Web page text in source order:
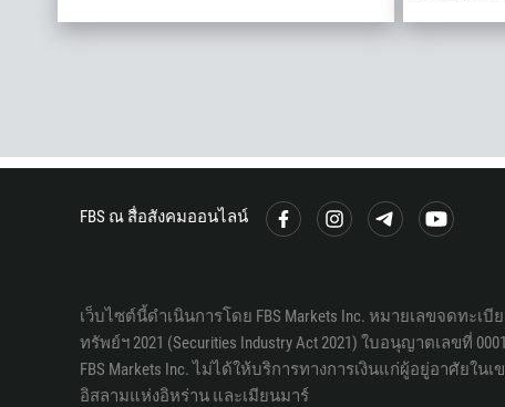
FBS ณ สื่อสังคมออนไลน์
เว็บไซต์นี้ดำเนินการโดย FBS Markets Inc. หมายเลขจดทะเบี
ทรัพย์ฯ 2021 (Securities Industry Act 2021) ใบอนุญาตเลขที่
FBS Markets Inc. ไม่ได้ให้บริการทางการเงินแก่ผู้อยู่อาศัย
อิสลามแห่งอิหร่าน และเมียนมาร์